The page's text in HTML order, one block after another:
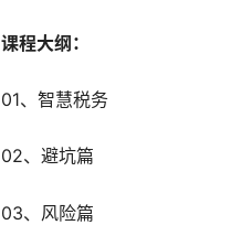
课程大纲：
01、智慧税务
02、避坑篇
03、风险篇